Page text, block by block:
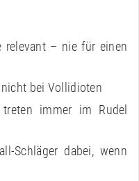
relevant – nie für einen
bei Vollidioten
treten immer im Rudel
Schläger dabei, wenn